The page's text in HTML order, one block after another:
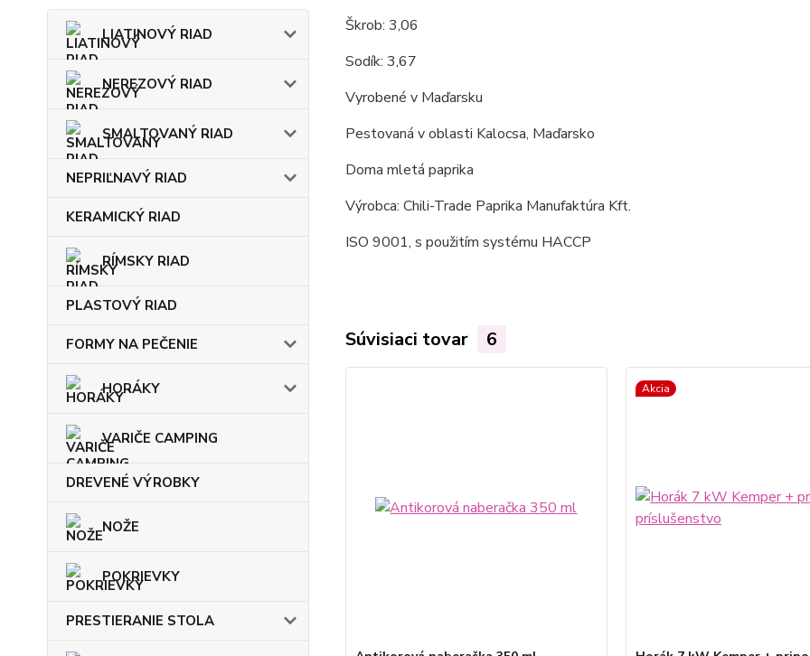
LIATINOVÝ RIAD
NEREZOVÝ RIAD
SMALTOVANÝ RIAD
NEPRIĽNAVÝ RIAD
KERAMICKÝ RIAD
RÍMSKY RIAD
PLASTOVÝ RIAD
FORMY NA PEČENIE
HORÁKY
VARIČE CAMPING
DREVENÉ VÝROBKY
NOŽE
POKRIEVKY
PRESTIERANIE STOLA
Škrob: 3,06
Sodík: 3,67
Vyrobené v Maďarsku
Pestovaná v oblasti Kalocsa, Maďarsko
Doma mletá paprika
Výrobca: Chili-Trade Paprika Manufaktúra Kft.
ISO 9001, s použitím systému HACCP
Súvisiaci tovar 6
Akcia